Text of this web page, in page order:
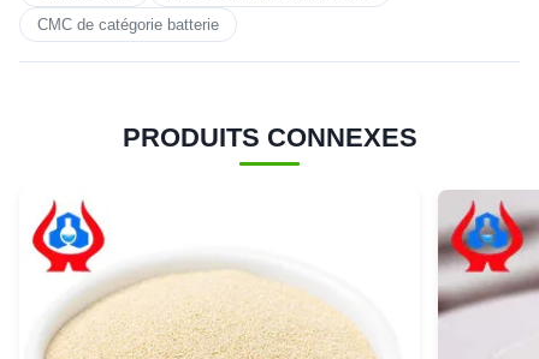
CMC de catégorie batterie
PRODUITS CONNEXES